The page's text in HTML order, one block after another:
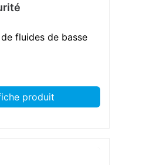
fluides de basse
produit